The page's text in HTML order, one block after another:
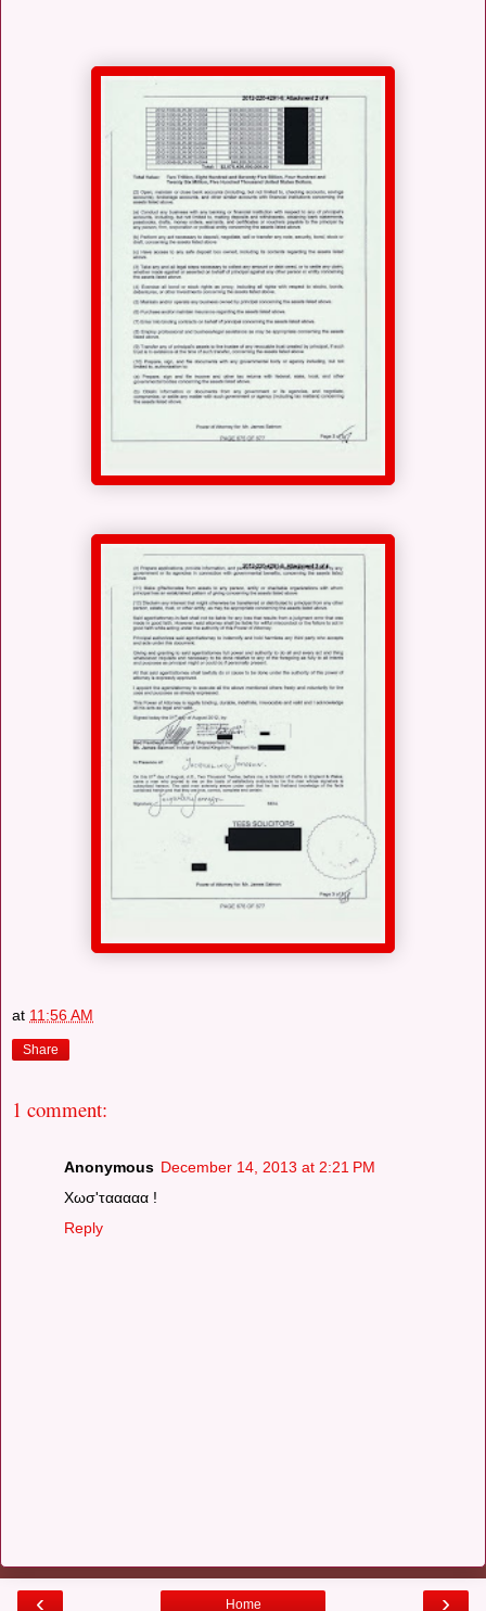
at 11:56 AM
Share
1 comment:
Anonymous December 14, 2013 at 2:21 PM
Χωσ'τααααα !
Reply
‹ ›
Home